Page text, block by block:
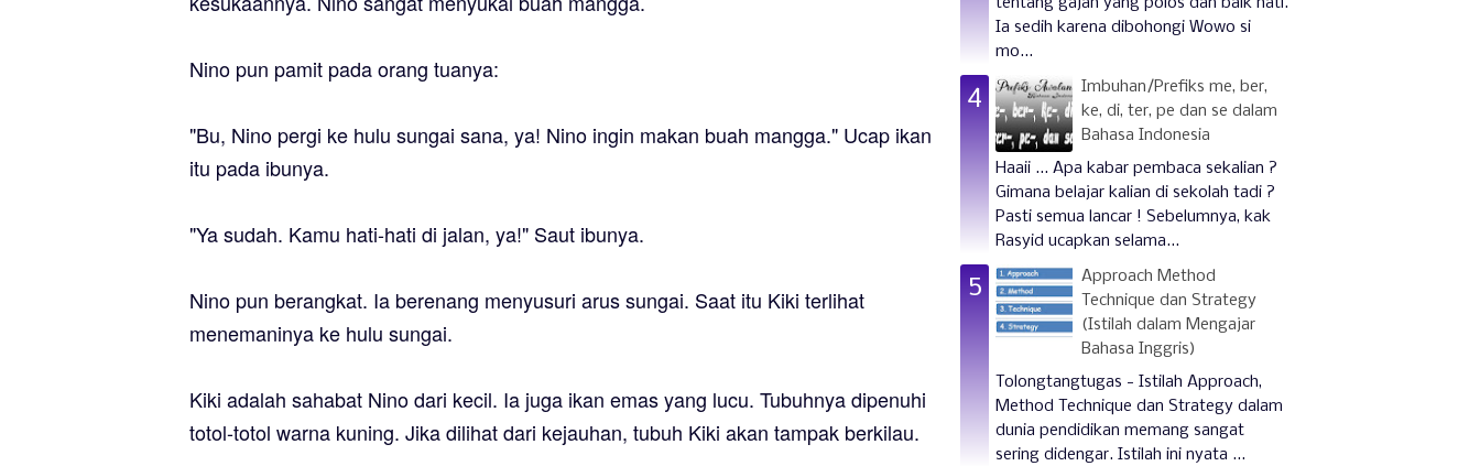
Nino pun pamit pada orang tuanya:
"Bu, Nino pergi ke hulu sungai sana, ya! Nino ingin makan buah mangga." Ucap ikan
itu pada ibunya.
"Ya sudah. Kamu hati-hati di jalan, ya!" Saut ibunya.
Nino pun berangkat. Ia berenang menyusuri arus sungai. Saat itu Kiki terlihat
menemaninya ke hulu sungai.
Kiki adalah sahabat Nino dari kecil. Ia juga ikan emas yang lucu. Tubuhnya dipenuhi
totol-totol warna kuning. Jika dilihat dari kejauhan, tubuh Kiki akan tampak berkilau.
tentang gajah yang polos dan baik hati.
Ia sedih karena dibohongi Wowo si
mo...
Imbuhan/Prefiks me, ber,
ke, di, ter, pe dan se dalam
Bahasa Indonesia
Haaii ... Apa kabar pembaca sekalian ?
Gimana belajar kalian di sekolah tadi ?
Pasti semua lancar ! Sebelumnya, kak
Rasyid ucapkan selama...
Approach Method
Technique dan Strategy
(Istilah dalam Mengajar
Bahasa Inggris)
Tolongtangtugas - Istilah Approach,
Method Technique dan Strategy dalam
dunia pendidikan memang sangat
sering didengar. Istilah ini nyata ...